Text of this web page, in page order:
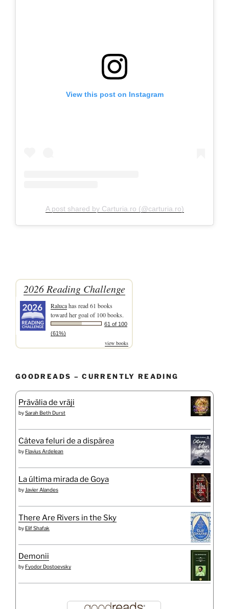
View this post on Instagram
A post shared by Carturia.ro (@carturia.ro)
2026 Reading Challenge
Ralucahas read 61 books
toward her goal of 100 books.
61 of 100
(61%)
view books
GOODREADS – CURRENTLY READING
Prăvălia de vrăji
bySarah Beth Durst
Câteva feluri de a dispărea
by Flavius Ardelean
La última mirada de Goya
by Javier Alandes
There Are Rivers in the Sky
by Elif Shafak
Demonii
by Fyodor Dostoevsky